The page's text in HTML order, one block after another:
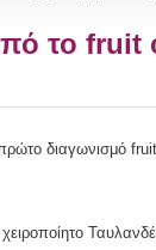
το fruit
διαγωνισμό